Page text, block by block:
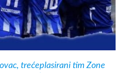
trećeplasirani tim Zone